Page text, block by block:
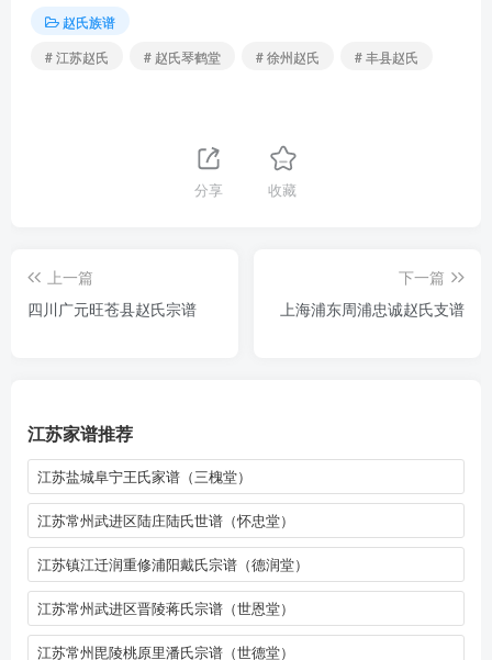
赵氏族谱
# 江苏赵氏
# 赵氏琴鹤堂 # 徐州赵氏 # 丰县赵氏
分享 收藏
上一篇
四川广元旺苍县赵氏宗谱
下一篇
上海浦东周浦忠诚赵氏支谱
江苏家谱推荐
江苏盐城阜宁王氏家谱（三槐堂）
江苏常州武进区陆庄陆氏世谱（怀忠堂）
江苏镇江迁润重修浦阳戴氏宗谱（德润堂）
江苏常州武进区晋陵蒋氏宗谱（世恩堂）
江苏常州毘陵桃原里潘氏宗谱（世德堂）